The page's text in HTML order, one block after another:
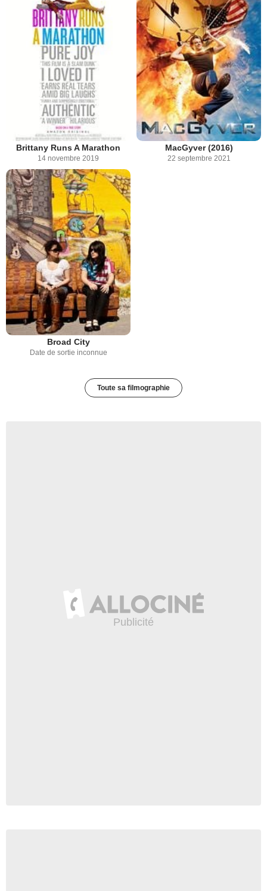
Brittany Runs A Marathon
14 novembre 2019
MacGyver (2016)
22 septembre 2021
Broad City
Date de sortie inconnue
Toute sa filmographie